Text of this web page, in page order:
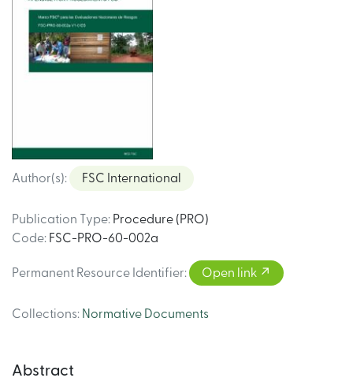
Author(s): FSC International
Publication Type: Procedure (PRO)
Code: FSC-PRO-60-002a
Permanent Resource Identifier: Open link
Collections: Normative Documents
Abstract